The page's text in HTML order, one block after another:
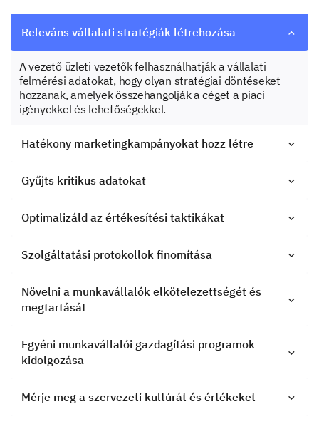
Releváns vállalati stratégiák létrehozása
A vezető üzleti vezetők felhasználhatják a vállalati
felmérési adatokat, hogy olyan stratégiai döntéseket
hozzanak, amelyek összehangolják a céget a piaci
igényekkel és lehetőségekkel.
Hatékony marketingkampányokat hozz létre
Gyűjts kritikus adatokat
Optimalizáld az értékesítési taktikákat
Szolgáltatási protokollok finomítása
Növelni a munkavállalók elkötelezettségét és
megtartását
Egyéni munkavállalói gazdagítási programok
kidolgozása
Mérje meg a szervezeti kultúrát és értékeket